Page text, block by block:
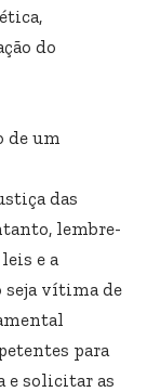
do
de um
das
lembre-
e a
seja vítima de
para
e solicitar as